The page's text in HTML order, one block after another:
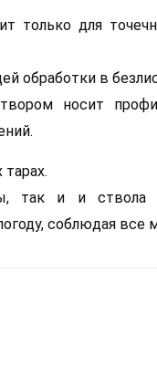
только для
обработки в
носит
так и и ствола
соблюдая все